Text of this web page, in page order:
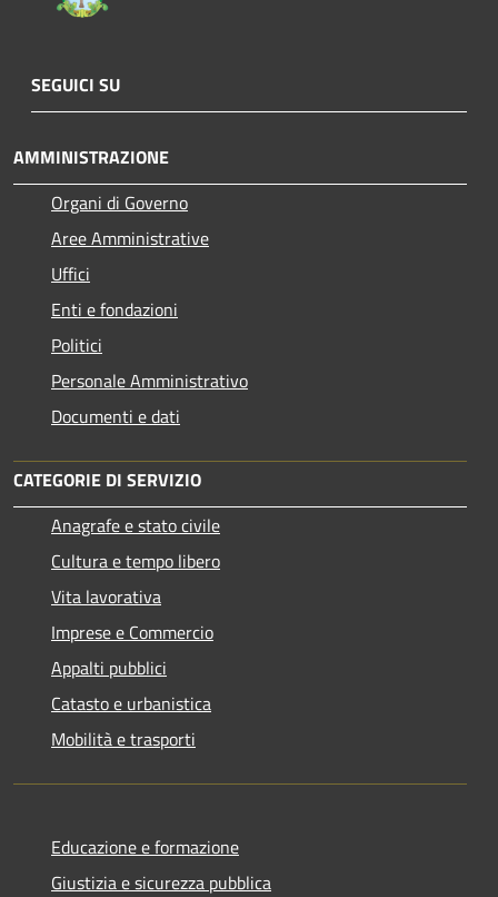
SEGUICI SU
AMMINISTRAZIONE
Organi di Governo
Aree Amministrative
Uffici
Enti e fondazioni
Politici
Personale Amministrativo
Documenti e dati
CATEGORIE DI SERVIZIO
Anagrafe e stato civile
Cultura e tempo libero
Vita lavorativa
Imprese e Commercio
Appalti pubblici
Catasto e urbanistica
Mobilità e trasporti
Educazione e formazione
Giustizia e sicurezza pubblica